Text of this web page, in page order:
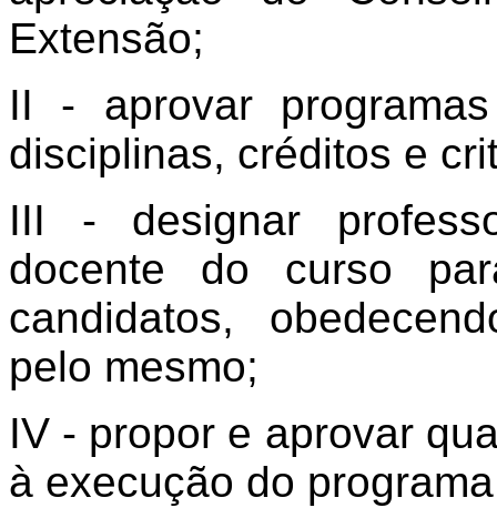
Extensão;
II - aprovar
disciplinas, créditos e
III - designar
docente do curso
candidatos,
pelo mesmo;
IV - propor e aprovar
à execução do